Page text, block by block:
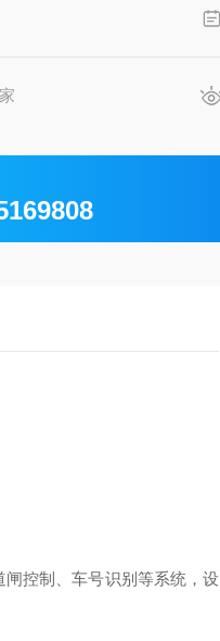
控制、车号识别等系统，设